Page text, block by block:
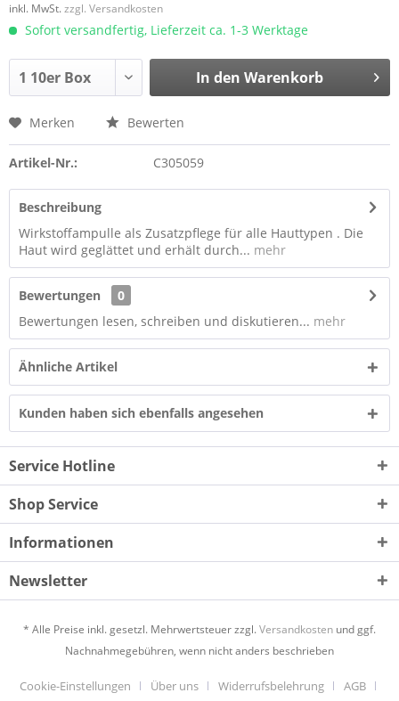
inkl. MwSt.zzgl. Versandkosten
Sofort versandfertig, Lieferzeit ca. 1-3 Werktage
In den Warenkorb
Merken Bewerten
Artikel-Nr.: C305059
Beschreibung
Wirkstoffampulle als Zusatzpflege für alle Hauttypen . Die
Haut wird geglättet und erhält durch... mehr
Bewertungen
0
Bewertungen lesen, schreiben und diskutieren... mehr
Ähnliche Artikel
Kunden haben sich ebenfalls angesehen
Service Hotline
Shop Service
Informationen
Newsletter
* Alle Preise inkl. gesetzl. Mehrwertsteuer zzgl.Versandkosten und ggf.
Nachnahmegebühren, wenn nicht anders beschrieben
Cookie-Einstellungen Über uns Widerrufsbelehrung AGB